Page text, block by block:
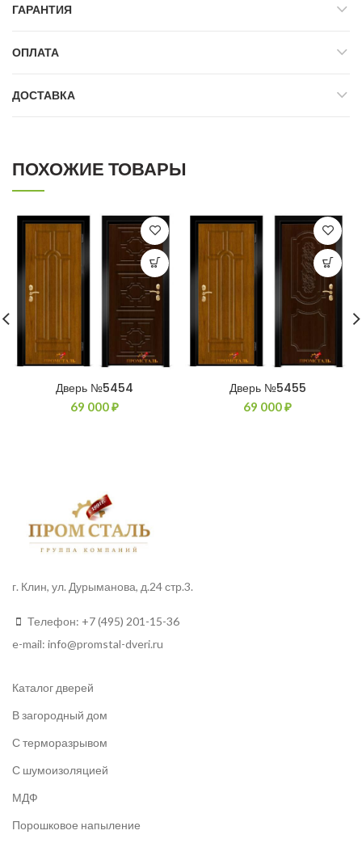
ГАРАНТИЯ
ОПЛАТА
ДОСТАВКА
ПОХОЖИЕ ТОВАРЫ
Дверь №5454
69 000₽
Дверь №5455
69 000₽
г. Клин, ул. Дурыманова, д.24 стр.3.
Телефон: +7 (495) 201-15-36
e-mail: info@promstal-dveri.ru
Каталог дверей
В загородный дом
С терморазрывом
С шумоизоляцией
МДФ
Порошковое напыление